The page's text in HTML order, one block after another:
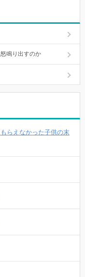
鳴り出すのか
らえなかった子供の末